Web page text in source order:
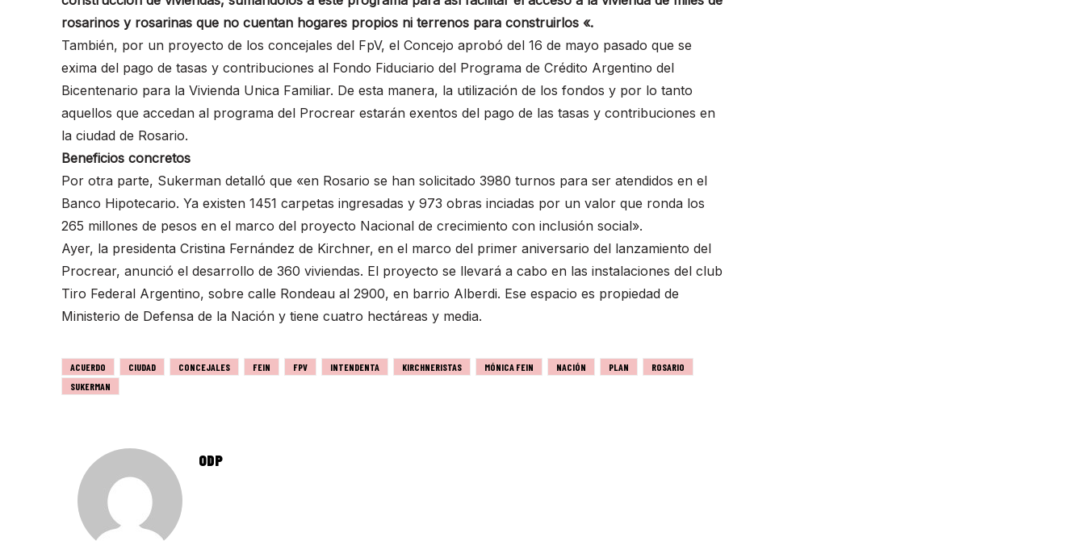
rosarinos y rosarinas que no cuentan hogares propios ni terrenos para construirlos «.
También, por un proyecto de los concejales del FpV, el Concejo aprobó del 16 de mayo pasado que se
exima del pago de tasas y contribuciones al Fondo Fiduciario del Programa de Crédito Argentino del
Bicentenario para la Vivienda Unica Familiar. De esta manera, la utilización de los fondos y por lo tanto
aquellos que accedan al programa del Procrear estarán exentos del pago de las tasas y contribuciones en
la ciudad de Rosario.
Beneficios concretos
Por otra parte, Sukerman detalló que «en Rosario se han solicitado 3980 turnos para ser atendidos en el
Banco Hipotecario. Ya existen 1451 carpetas ingresadas y 973 obras inciadas por un valor que ronda los
265 millones de pesos en el marco del proyecto Nacional de crecimiento con inclusión social».
Ayer, la presidenta Cristina Fernández de Kirchner, en el marco del primer aniversario del lanzamiento del
Procrear, anunció el desarrollo de 360 viviendas. El proyecto se llevará a cabo en las instalaciones del club
Tiro Federal Argentino, sobre calle Rondeau al 2900, en barrio Alberdi. Ese espacio es propiedad de
Ministerio de Defensa de la Nación y tiene cuatro hectáreas y media.
ACUERDO CIUDAD CONCEJALES FEIN FPV INTENDENTA KIRCHNERISTAS MÓNICA FEIN NACIÓN PLAN
ROSARIO
SUKERMAN
ODP